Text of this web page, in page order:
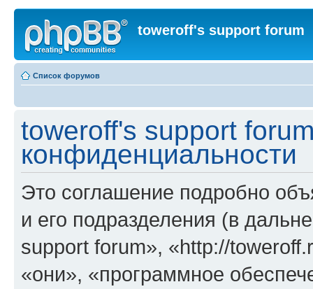
toweroff's support forum
Список форумов
toweroff's support
конфиденциальности
Это соглашение подробно
и его подразделения (в
support forum», «http://
«они», «программное